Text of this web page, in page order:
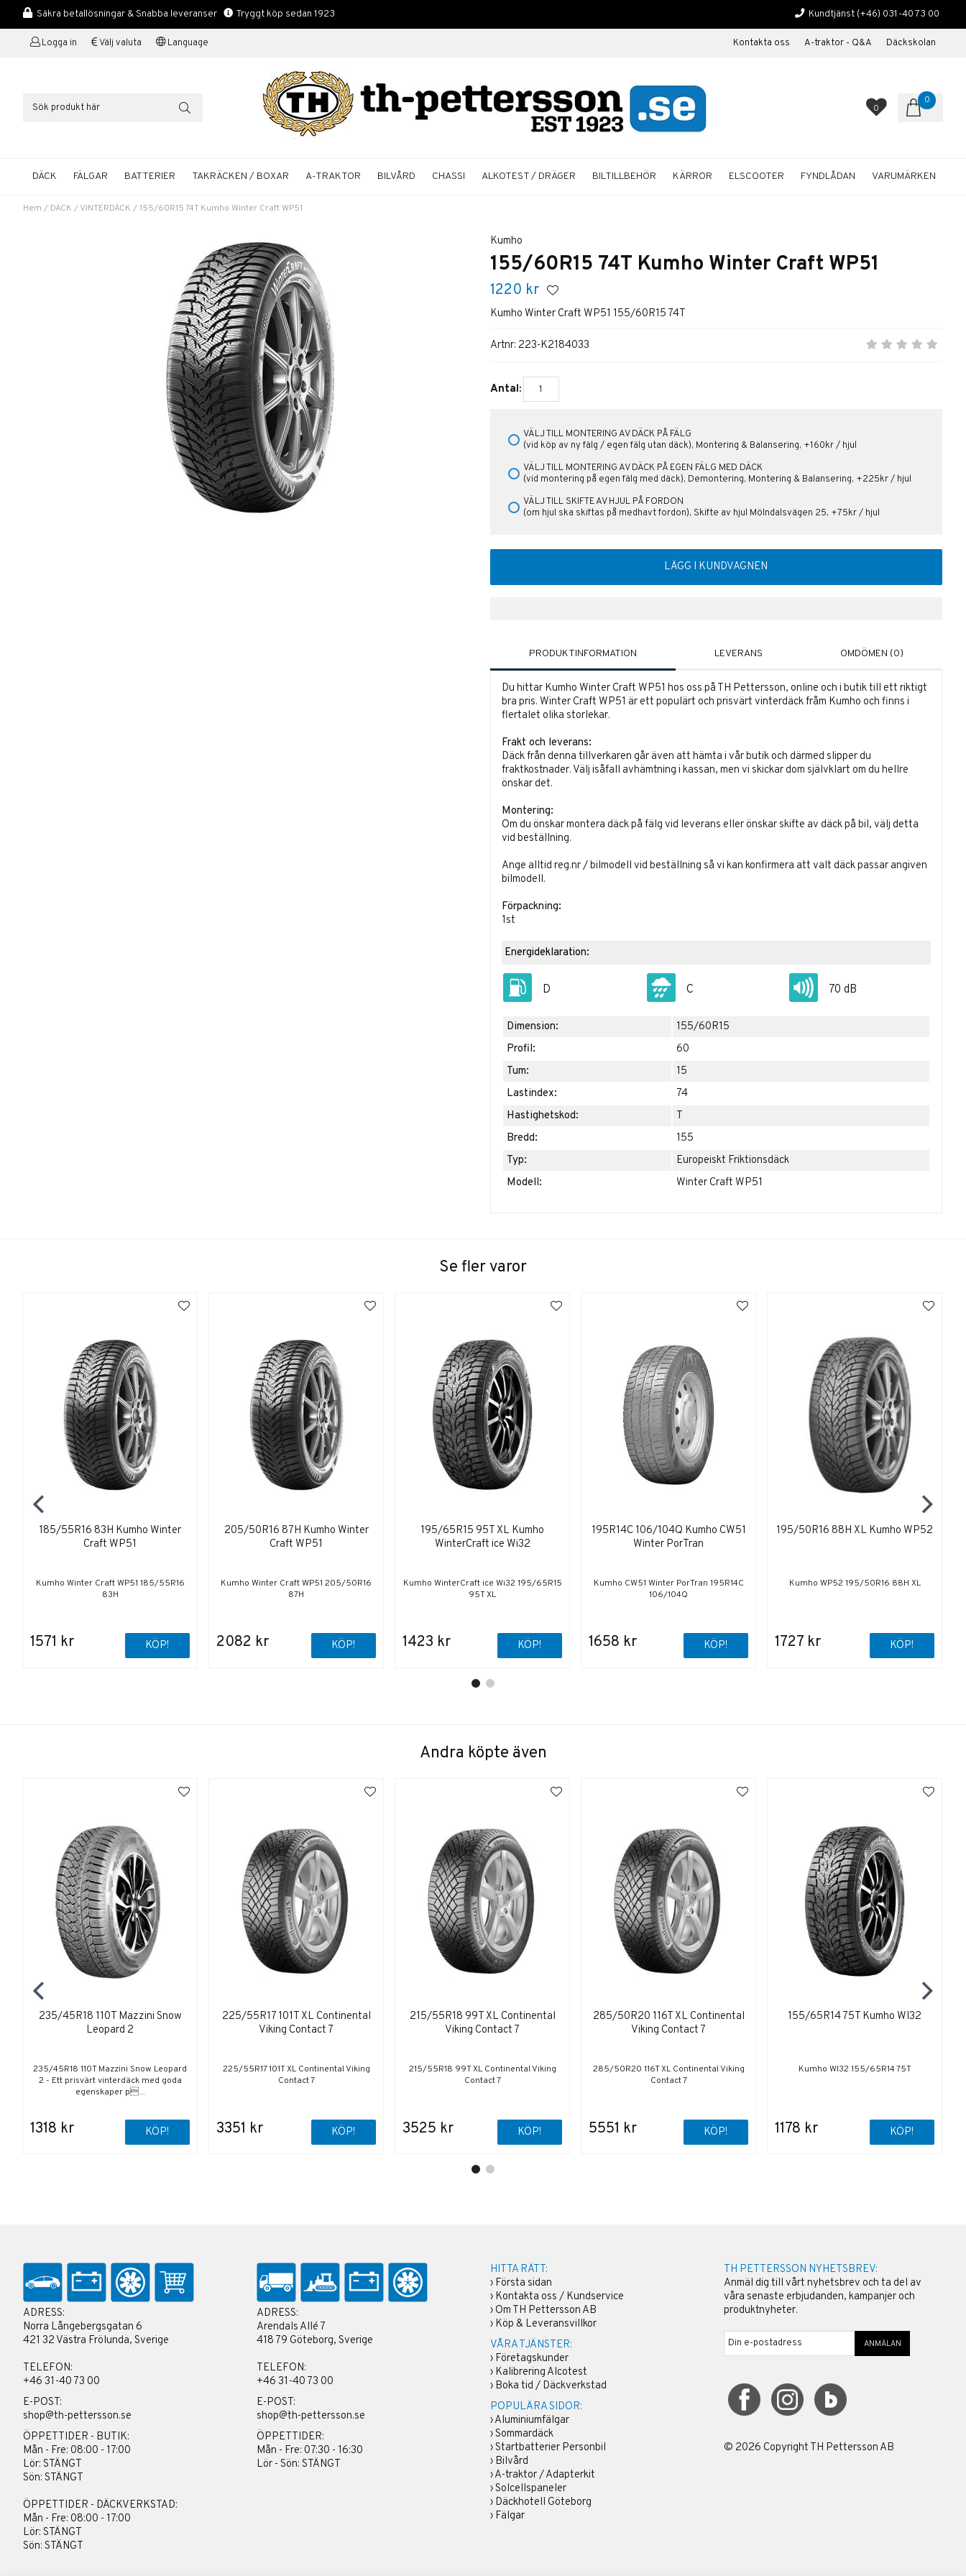
Säkra betallösningar & Snabba leveranser Tryggt köp sedan 1923 Kundtjänst (+46) 031-40 73 00
Logga in Välj valuta Language Kontakta oss A-traktor - Q&A Däckskolan
0
0
DÄCK FÄLGAR BATTERIER TAKRÄCKEN / BOXAR A-TRAKTOR BILVÅRD CHASSI ALKOTEST / DRÄGER BILTILLBEHÖR KÄRROR ELSCOOTER FYNDLÅDAN VARUMÄRKEN
Hem / DÄCK /VINTERDÄCK /155/60R15 74T Kumho Winter Craft WP51
Kumho
155/60R15 74T Kumho Winter Craft WP51
1220 kr
Kumho Winter Craft WP51 155/60R15 74T
Artnr: 223-K2184033
Antal:
VÄLJ TILL MONTERING AV DÄCK PÅ FÄLG
(vid köp av ny fälg / egen fälg utan däck), Montering & Balansering, +160kr / hjul
VÄLJ TILL MONTERING AV DÄCK PÅ EGEN FÄLG MED DÄCK
(vid montering på egen fälg med däck), Demontering, Montering & Balansering, +225kr / hjul
VÄLJ TILL SKIFTE AV HJUL PÅ FORDON
(om hjul ska skiftas på medhavt fordon), Skifte av hjul Mölndalsvägen 25, +75kr / hjul
LÄGG I KUNDVAGNEN
PRODUKTINFORMATION
Du hittar Kumho Winter Craft WP51 hos oss på TH Pettersson, online och i butik till ett riktigt
bra pris. Winter Craft WP51 är ett populärt och prisvärt vinterdäck fråm Kumho och finns i
flertalet olika storlekar.
Frakt och leverans:
Däck från denna tillverkaren går även att hämta i vår butik och därmed slipper du
fraktkostnader. Välj isåfall avhämtning i kassan, men vi skickar dom självklart om du hellre
önskar det.
Montering:
Om du önskar montera däck på fälg vid leverans eller önskar skifte av däck på bil, välj detta
vid beställning.
Ange alltid reg.nr / bilmodell vid beställning så vi kan konfirmera att valt däck passar angiven
bilmodell.
Förpackning:
1st
Energideklaration:
D C 70 dB
Dimension:
155/60R15
Profil:
60
Tum:
15
Lastindex:
74
Hastighetskod:
T
Bredd:
155
Typ:
Europeiskt Friktionsdäck
Modell:
Winter Craft WP51
LEVERANS OMDÖMEN (0)
Se fler varor
185/55R16 83H Kumho Winter
Craft WP51
Kumho Winter Craft WP51 185/55R16
83H
1571 kr KÖP!
205/50R16 87H Kumho Winter
Craft WP51
Kumho Winter Craft WP51 205/50R16
87H
2082 kr KÖP!
195/65R15 95T XL Kumho
WinterCraft ice Wi32
Kumho WinterCraft ice Wi32 195/65R15
95T XL
1423 kr KÖP!
195R14C 106/104Q Kumho CW51
Winter PorTran
Kumho CW51 Winter PorTran 195R14C
106/104Q
1658 kr KÖP!
195/50R16 88H XL Kumho WP52
Kumho WP52 195/50R16 88H XL
1727 kr KÖP!
Andra köpte även
235/45R18 110T Mazzini Snow
Leopard 2
235/45R18 110T Mazzini Snow Leopard
2 - Ett prisvärt vinterdäck med goda
egenskaper p...
1318 kr KÖP!
225/55R17 101T XL Continental
Viking Contact 7
225/55R17 101T XL Continental Viking
Contact 7
3351 kr KÖP!
215/55R18 99T XL Continental
Viking Contact 7
215/55R18 99T XL Continental Viking
Contact 7
3525 kr KÖP!
285/50R20 116T XL Continental
Viking Contact 7
285/50R20 116T XL Continental Viking
Contact 7
5551 kr KÖP!
155/65R14 75T Kumho WI32
Kumho WI32 155/65R14 75T
1178 kr KÖP!
ADRESS:
Norra Långebergsgatan 6
421 32 Västra Frölunda, Sverige
TELEFON:
+46 31-40 73 00
E-POST:
shop@th-pettersson.se
ÖPPETTIDER - BUTIK:
Mån - Fre: 08:00 - 17:00
Lör: STÄNGT
Sön: STÄNGT
ÖPPETTIDER - DÄCKVERKSTAD:
Mån - Fre: 08:00 - 17:00
Lör: STÄNGT
Sön: STÄNGT
ADRESS:
Arendals Allé 7
418 79 Göteborg, Sverige
TELEFON:
+46 31-40 73 00
E-POST:
shop@th-pettersson.se
ÖPPETTIDER:
Mån - Fre: 07:30 - 16:30
Lör - Sön: STÄNGT
HITTA RÄTT:
› Första sidan
› Kontakta oss / Kundservice
› Om TH Pettersson AB
› Köp & Leveransvillkor
VÅRA TJÄNSTER:
› Företagskunder
› Kalibrering Alcotest
› Boka tid / Däckverkstad
POPULÄRA SIDOR:
›Aluminiumfälgar
›Sommardäck
›Startbatterier Personbil
› Bilvård
›A-traktor / Adapterkit
›Solcellspaneler
› Däckhotell Göteborg
› Fälgar
TH PETTERSSON NYHETSBREV:
Anmäl dig till vårt nyhetsbrev och ta del av
våra senaste erbjudanden, kampanjer och
produktnyheter.
ANMÄLAN
© 2026 Copyright TH Pettersson AB